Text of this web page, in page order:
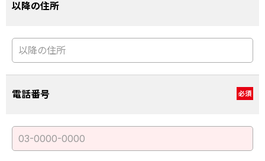
以降の住所
電話番号 必須